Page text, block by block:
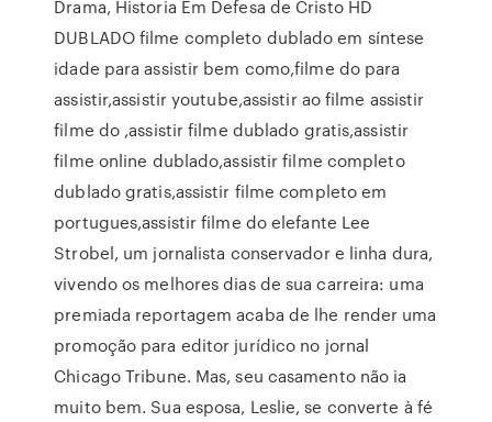
Drama, Historia Em Defesa de Cristo HD
DUBLADO filme completo dublado em síntese
idade para assistir bem como,filme do para
assistir,assistir youtube,assistir ao filme assistir
filme do ,assistir filme dublado gratis,assistir
filme online dublado,assistir filme completo
dublado gratis,assistir filme completo em
portugues,assistir filme do elefante Lee
Strobel, um jornalista conservador e linha dura,
vivendo os melhores dias de sua carreira: uma
premiada reportagem acaba de lhe render uma
promoção para editor jurídico no jornal
Chicago Tribune. Mas, seu casamento não ia
muito bem. Sua esposa, Leslie, se converte à fé